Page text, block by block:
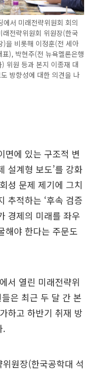
서 미래전략위원회 회의
전략위원회 위원장(한국
)을 비롯해 이정훈(전 세아
), 박현주(전 뉴욕멜론은행
위원 등과 본지 이종재 대
방향성에 대한 의견을 나
면에 있는 구조적 변
설계형 보도’를 강화
성 문제 제기에 그치
추적하는 ‘후속 검증
경제의 미래를 좌우
해야 한다는 주문도
서 열린 미래전략위
은 최근 두 달 간 본
하고 하반기 취재 방
.
원장(한국공학대 석